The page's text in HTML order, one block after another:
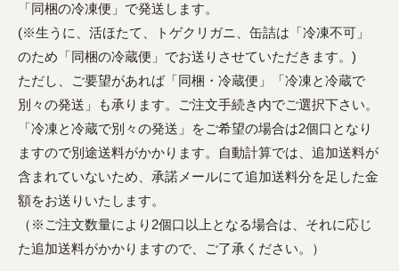
「同梱の冷凍便」で発送します。
(※生うに、活ほたて、トゲクリガニ、缶詰は「冷凍不可」
のため「同梱の冷蔵便」でお送りさせていただきます。)
ただし、ご要望があれば「同梱・冷蔵便」「冷凍と冷蔵で
別々の発送」も承ります。ご注文手続き内でご選択下さい。
「冷凍と冷蔵で別々の発送」をご希望の場合は2個口となり
ますので別途送料がかかります。自動計算では、追加送料が
含まれていないため、承諾メールにて追加送料分を足した金
額をお送りいたします。
（※ご注文数量により2個口以上となる場合は、それに応じ
た追加送料がかかりますので、ご了承ください。）